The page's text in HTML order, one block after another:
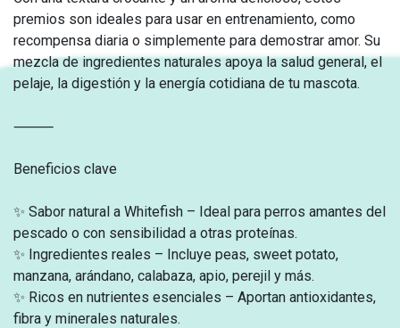
premios son ideales para usar en entrenamiento, como
recompensa diaria o simplemente para demostrar amor. Su
mezcla de ingredientes naturales apoya la salud general, el
pelaje, la digestión y la energía cotidiana de tu mascota.
⸻
Beneficios clave
✨ Sabor natural a Whitefish – Ideal para perros amantes del
pescado o con sensibilidad a otras proteínas.
✨ Ingredientes reales – Incluye peas, sweet potato,
manzana, arándano, calabaza, apio, perejil y más.
✨ Ricos en nutrientes esenciales – Aportan antioxidantes,
fibra y minerales naturales.